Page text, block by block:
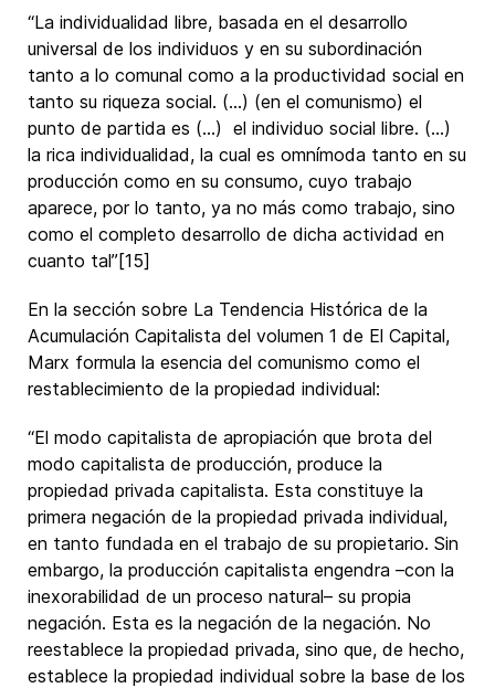
“La individualidad libre, basada en el desarrollo
universal de los individuos y en su subordinación
tanto a lo comunal como a la productividad social en
tanto su riqueza social. (…) (en el comunismo) el
punto de partida es (…) el individuo social libre. (…)
la rica individualidad, la cual es omnímoda tanto en su
producción como en su consumo, cuyo trabajo
aparece, por lo tanto, ya no más como trabajo, sino
como el completo desarrollo de dicha actividad en
cuanto tal”[15]
En la sección sobre La Tendencia Histórica de la
Acumulación Capitalista del volumen 1 de El Capital,
Marx formula la esencia del comunismo como el
restablecimiento de la propiedad individual:
“El modo capitalista de apropiación que brota del
modo capitalista de producción, produce la
propiedad privada capitalista. Esta constituye la
primera negación de la propiedad privada individual,
en tanto fundada en el trabajo de su propietario. Sin
embargo, la producción capitalista engendra –con la
inexorabilidad de un proceso natural– su propia
negación. Esta es la negación de la negación. No
reestablece la propiedad privada, sino que, de hecho,
establece la propiedad individual sobre la base de los